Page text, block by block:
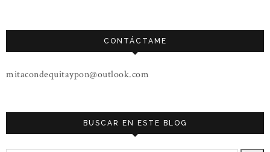
CONTÁCTAME
mitacondequitaypon@outlook.com
BUSCAR EN ESTE BLOG